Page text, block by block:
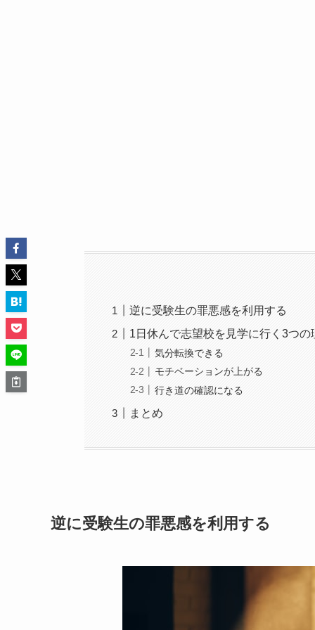
逆に受験生の罪悪感を利用する
1日休んで志望校を見学に行く3つの
気分転換できる
モチベーションが上がる
行き道の確認になる
まとめ
逆に受験生の罪悪感を利用する